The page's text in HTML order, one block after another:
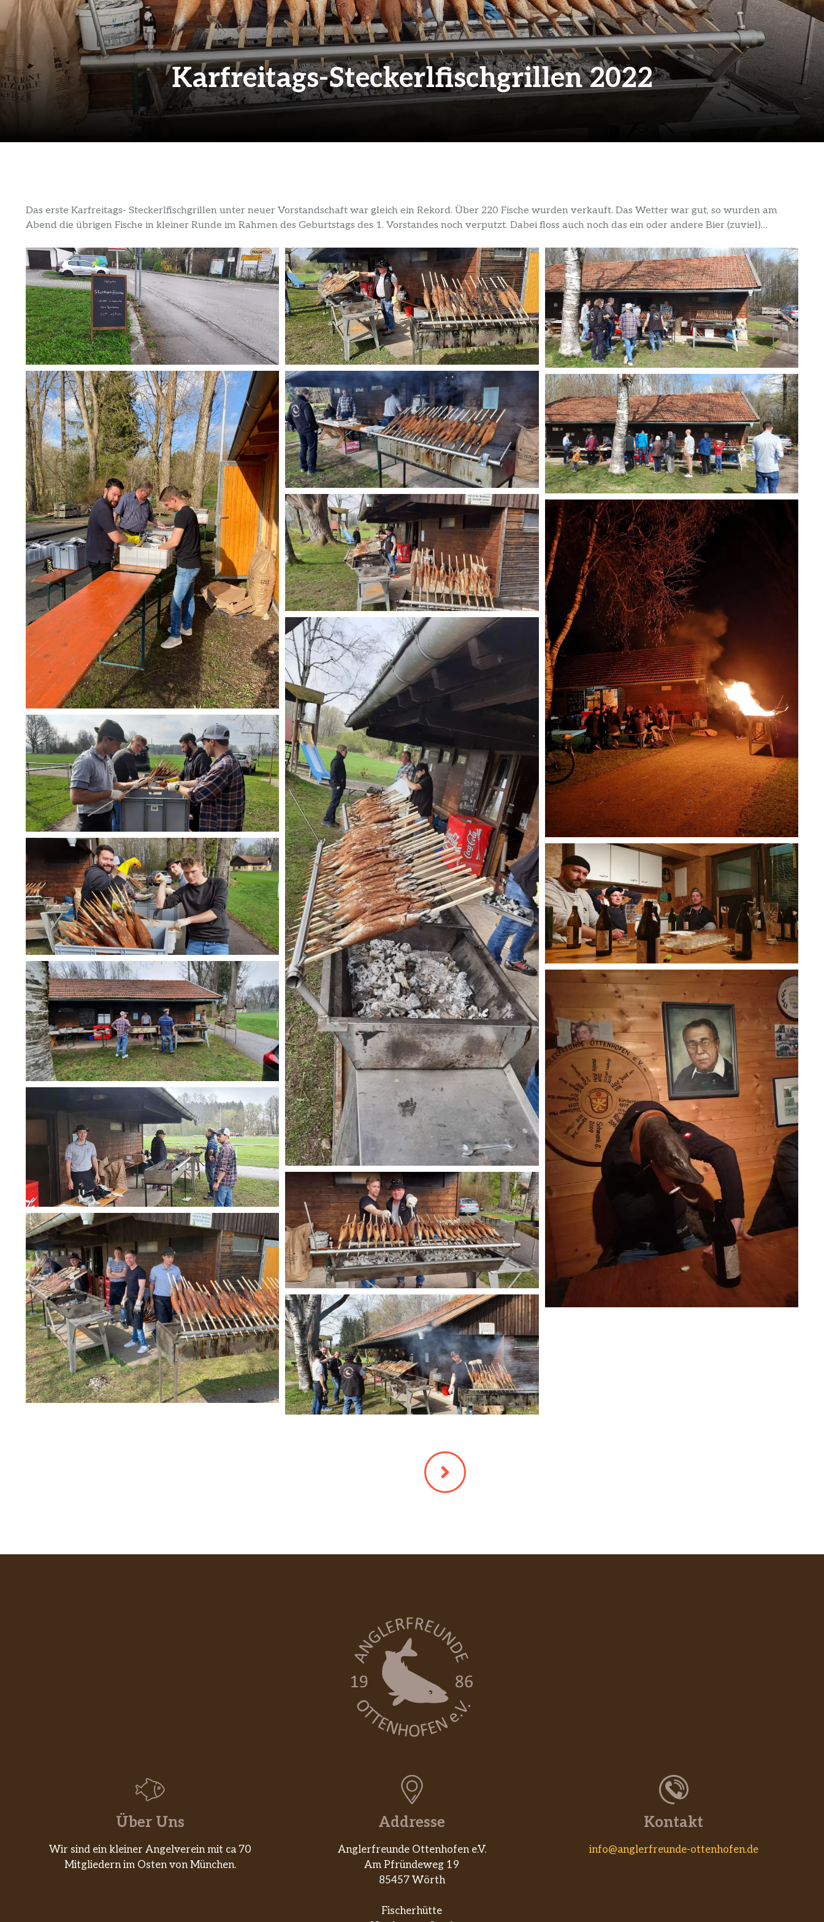
Karfreitags-Steckerlfischgrillen 2022
Das erste Karfreitags- Steckerlfischgrillen unter neuer Vorstandschaft war gleich ein Rekord. Über 220 Fische wurden verkauft. Das Wetter war gut, so wurden am
Abend die übrigen Fische in kleiner Runde im Rahmen des Geburtstags des 1. Vorstandes noch verputzt. Dabei floss auch noch das ein oder andere Bier (zuviel)…
Über Uns
Wir sind ein kleiner Angelverein mit ca 70
Mitgliedern im Osten von München.
Addresse
Anglerfreunde Ottenhofen e.V.
Am Pfründeweg 19
85457 Wörth
Fischerhütte
Kontakt
info@anglerfreunde-ottenhofen.de